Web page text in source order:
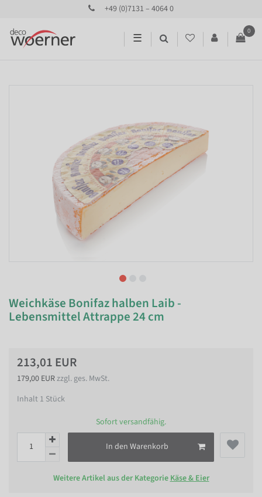
+49 (0)7131 – 4064 0
☰
0
Weichkäse Bonifaz halben Laib -
Lebensmittel Attrappe 24 cm
213,01 EUR
179,00 EURzzgl. ges. MwSt.
Inhalt 1 Stück
Sofort versandfähig.
In den Warenkorb
Weitere Artikel aus der Kategorie Käse & Eier